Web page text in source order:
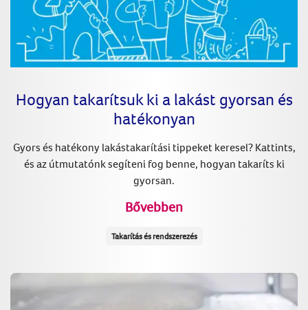
Hogyan takarítsuk ki a lakást gyorsan és
hatékonyan
Gyors és hatékony lakástakarítási tippeket keresel? Kattints,
és az útmutatónk segíteni fog benne, hogyan takaríts ki
gyorsan.
Bővebben
Takarítás és rendszerezés